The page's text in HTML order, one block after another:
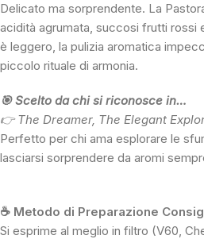
Delicato ma sorprendente. La
acidità agrumata, succosi frutti rossi
è leggero, la pulizia aromatica
piccolo rituale di armonia.
🎯 Scelto da chi si riconosce in…
👉 The Dreamer, The Elegant
Perfetto per chi ama esplorare le
lasciarsi sorprendere da aromi
☕ Metodo di Preparazione
Si esprime al meglio in filtro (V60,